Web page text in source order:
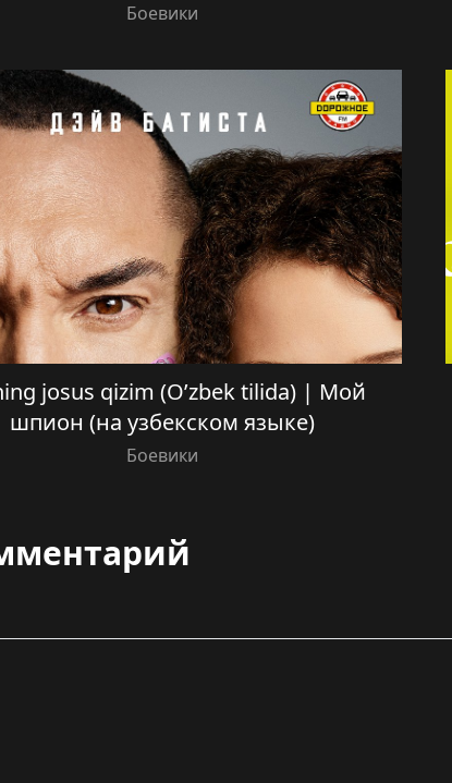
Боевики
josus qizim (O’zbek tilida) | Мой
шпион (на узбекском языке)
Боевики